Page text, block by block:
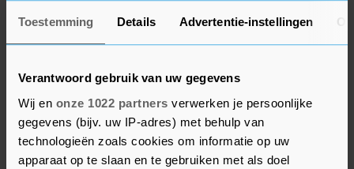
Toestemming Details Advertentie-instellingen
Verantwoord gebruik van uw gegevens
Wij en onze 1022 partners verwerken je persoonlijke
gegevens (bijv. uw IP-adres) met behulp van
technologieën zoals cookies om informatie op uw
apparaat op te slaan en te gebruiken met als doel
het niet gebruikelijk dat daders bekennen en
enige verantwoordelijkheid voor hun handelen
nemen", aldus het hof. Dat hield er verder
rekening mee dat T. volgens deskundigen licht
verminderd toerekeningsvatbaar is en dat hij tot
deze zaak een beperkt strafblad had.